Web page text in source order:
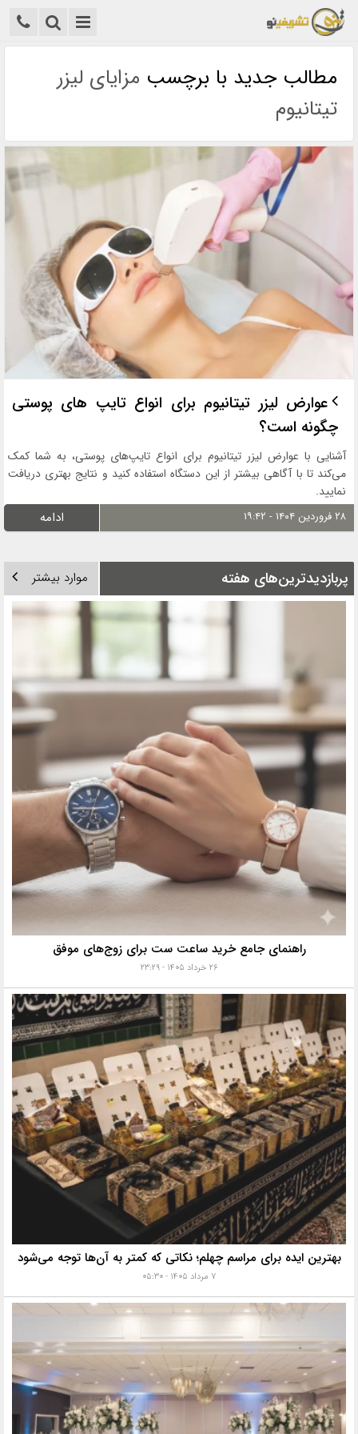
مطالب جدید با برچسب مزایای لیزر
تیتانیوم
عوارض لیزر تیتانیوم برای انواع تایپ های پوستی
چگونه است؟
آشنایی با عوارض لیزر تیتانیوم برای انواع تایپ‌های پوستی، به شما کمک
می‌کند تا با آگاهی بیشتر از این دستگاه استفاده کنید و نتایج بهتری دریافت
نمایید.
۲۸ فروردین ۱۴۰۴ - ۱۹:۴۲ ادامه
پربازدیدترین‌های هفته موارد بیشتر
راهنمای جامع خرید ساعت ست برای زوج‌های موفق
۲۶ خرداد ۱۴۰۵ - ۲۳:۲۹
بهترین ایده برای مراسم چهلم؛ نکاتی که کمتر به آن‌ها توجه می‌شود
۷ مرداد ۱۴۰۵ - ۰۵:۳۰